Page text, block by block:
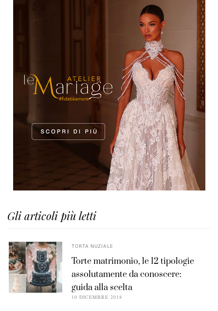
Gli articoli più letti
TORTA NUZIALE
Torte matrimonio, le 12 tipologie
assolutamente da conoscere:
guida alla scelta
10 DICEMBRE 2018